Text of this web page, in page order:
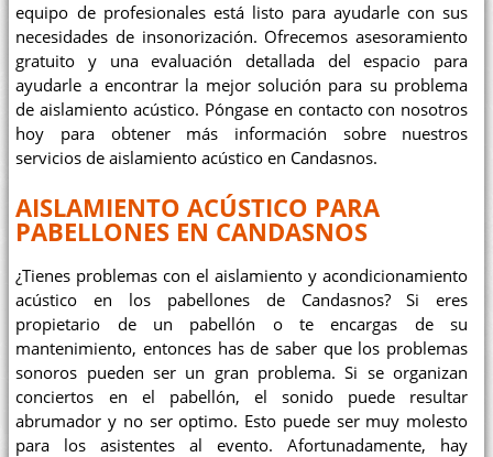
equipo de profesionales está listo para ayudarle con sus
necesidades de insonorización. Ofrecemos asesoramiento
gratuito y una evaluación detallada del espacio para
ayudarle a encontrar la mejor solución para su problema
de aislamiento acústico. Póngase en contacto con nosotros
hoy para obtener más información sobre nuestros
servicios de aislamiento acústico en Candasnos.
AISLAMIENTO ACÚSTICO PARA
PABELLONES EN CANDASNOS
¿Tienes problemas con el aislamiento y acondicionamiento
acústico en los pabellones de Candasnos? Si eres
propietario de un pabellón o te encargas de su
mantenimiento, entonces has de saber que los problemas
sonoros pueden ser un gran problema. Si se organizan
conciertos en el pabellón, el sonido puede resultar
abrumador y no ser optimo. Esto puede ser muy molesto
para los asistentes al evento. Afortunadamente, hay